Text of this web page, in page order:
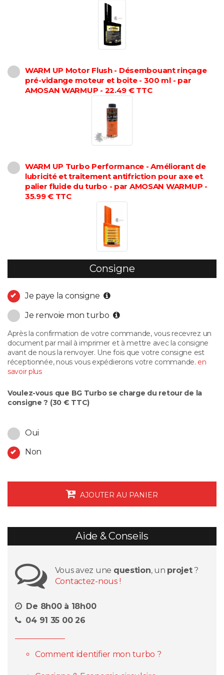
WARM UP Motor Flush - Désembouant rinçage
pré-vidange moteur et boîte - 300 ml - par
AMOSAN WARMUP - 22.49 € TTC
WARM UP Turbo Performance - Améliorant de
lubricité et traitement antifriction pour axe et
palier fluide du turbo - par AMOSAN WARMUP -
35.99 € TTC
Consigne
Je paye la consigne
Je renvoie mon turbo
Après la confirmation de votre commande, vous recevrez un
document par mail à imprimer et à mettre avec la consigne
avant de nous la renvoyer. Une fois que votre consigne est
réceptionnée, nous vous expédierons votre commande. en
savoir plus
Voulez-vous que BG Turbo se charge du retour de la
consigne ? (30 € TTC)
Oui
Non
AJOUTER AU PANIER
Aide & Conseils
Vous avez une question, un projet?
Contactez-nous !
De 8h00 à 18h00
04 91 35 00 26
Comment identifier mon turbo ?